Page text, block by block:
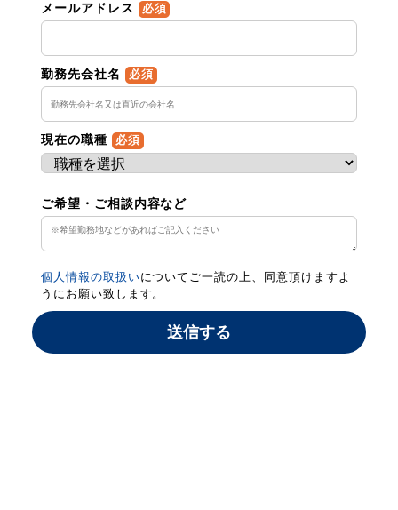
メールアドレス 必須
勤務先会社名 必須
現在の職種 必須
ご希望・ご相談内容など
個人情報の取扱いについてご一読の上、同意頂けますよ
うにお願い致します。